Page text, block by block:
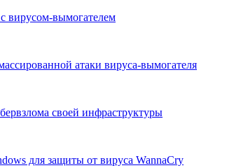
вымогателем
атаки вируса-вымогателя
своей инфраструктуры
для защиты от вируса WannaCry